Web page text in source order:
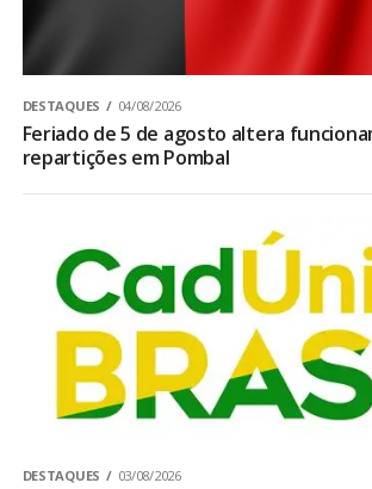
DESTAQUES 04/08/2026
Feriado de 5 de agosto altera
repartições em Pombal
DESTAQUES 03/08/2026